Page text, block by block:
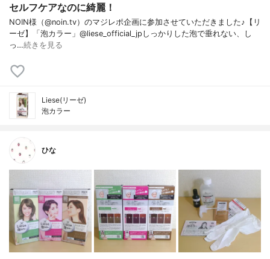
セルフケアなのに綺麗！
NOIN様（@noin.tv）のマジレポ企画に参加させていただきました♪【リ
ーゼ】「泡カラー」@liese_official_jpしっかりした泡で垂れない、し
っ…続きを見る
Liese(リーゼ)
泡カラー
ひな